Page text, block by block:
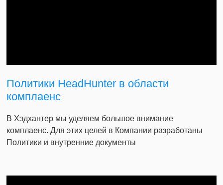
Политики HeadHunter в области
комплаенс
В Хэдхантер мы уделяем большое внимание
комплаенс. Для этих целей в Компании разработаны
Политики и внутренние документы